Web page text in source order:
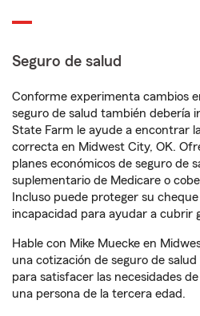
Seguro de salud
Conforme experimenta cambios
seguro de salud también debería
State Farm le ayude a encontrar
correcta en Midwest City, OK.
planes económicos de seguro de
suplementario de Medicare o
Incluso puede proteger su
incapacidad para ayudar a cubrir
Hable con Mike Muecke en
una cotización de seguro de
para satisfacer las necesidades
una persona de la tercera edad.